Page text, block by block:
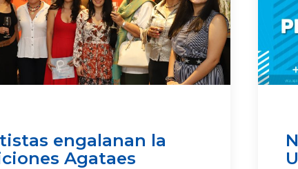
engalanan la
Agataes